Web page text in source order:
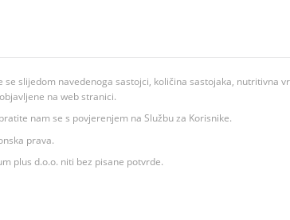
slijedom navedenoga sastojci, količina sastojaka, nutritivna
na web stranici.
nam se s povjerenjem na Službu za Korisnike.
prava.
plus d.o.o. niti bez pisane potvrde.